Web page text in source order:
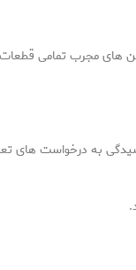
تمامی قطعات به
به درخواست های